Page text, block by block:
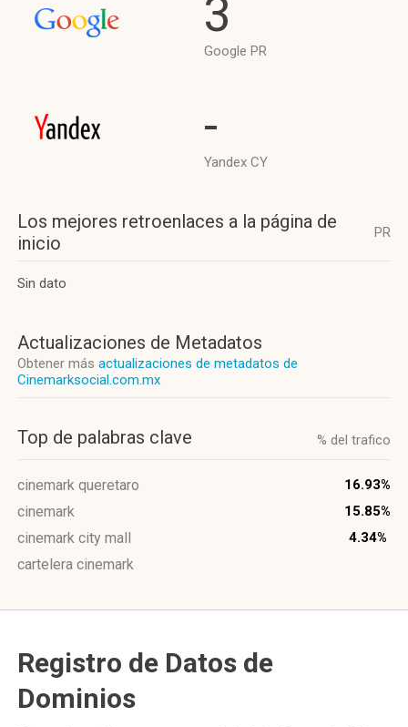
3
Google PR
-
Yandex CY
Los mejores retroenlaces a la página de
inicio
PR
Sin dato
Actualizaciones de Metadatos
Obtener más actualizaciones de metadatos de
Cinemarksocial.com.mx
Top de palabras clave % del trafico
cinemark queretaro 16.93%
cinemark 15.85%
cinemark city mall 4.34%
cartelera cinemark
Registro de Datos de
Dominios